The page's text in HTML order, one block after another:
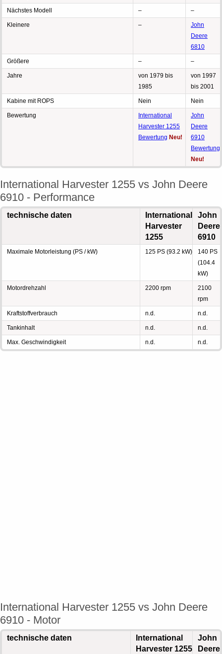
Nächstes Modell – –
Kleinere –
John
Deere
6810
Größere – –
Jahre
von 1979 bis
1985
von 1997
bis 2001
Kabine mit ROPS Nein Nein
Bewertung
International
Harvester 1255
Bewertung Neu!
John
Deere
6910
Bewertung
Neu!
International Harvester 1255 vs John Deere
6910 - Performance
technische daten
International
Harvester
1255
John
Deere
6910
Maximale Motorleistung (PS / kW) 125 PS (93.2 kW)
140 PS
(104.4
kW)
Motordrehzahl 2200 rpm
2100
rpm
Kraftstoffverbrauch n.d. n.d.
Tankinhalt n.d. n.d.
Max. Geschwindigkeit n.d. n.d.
International Harvester 1255 vs John Deere
6910 - Motor
technische daten
International
Harvester 1255
John
Deere